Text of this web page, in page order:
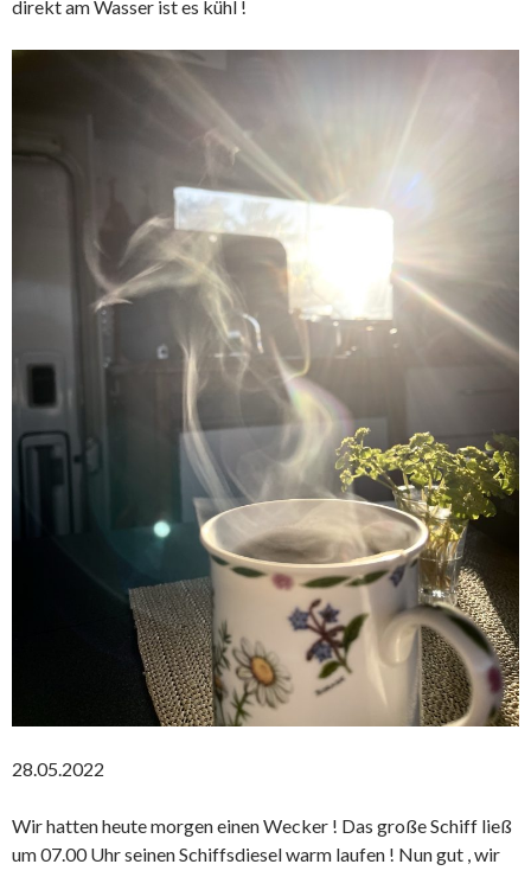
direkt am Wasser ist es kühl !
28.05.2022
Wir hatten heute morgen einen Wecker ! Das große Schiff ließ
um 07.00 Uhr seinen Schiffsdiesel warm laufen ! Nun gut , wir